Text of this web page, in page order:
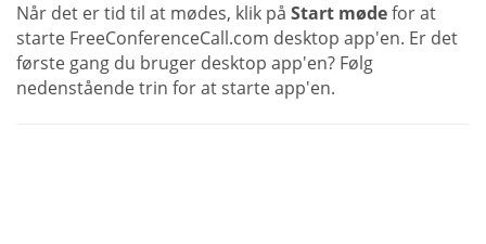
Når det er tid til at mødes, klik på Start mødefor at
starte FreeConferenceCall.com desktop app'en. Er det
første gang du bruger desktop app'en? Følg
nedenstående trin for at starte app'en.